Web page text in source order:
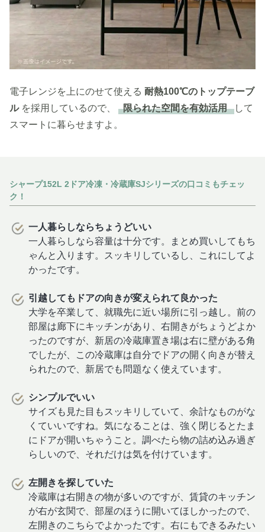
電子レンジを上にのせて使える 耐熱100℃のトップテーブ
ル を採用しているので、 限られた空間を有効活用
して
スマートに暮らせますよ。
シャープ152L 2ドア冷凍・冷蔵庫SJシリーズの口コミもチェッ
ク！
一人暮らしならちょうどいい
一人暮らしなら容量は十分です。まとめ買いしてもち
ゃんと入ります。スッキリしているし、これにしてよ
かったです。
引越してもドアの向きが変えられて良かった
大学を卒業して、就職先に近い場所に引っ越し。前の
部屋は廊下にキッチンがあり、右開きがちょうどよか
ったのですが、新居の冷蔵庫置き場は右に壁がある角
でしたが、この冷蔵庫は自分でドアの開く向きが替え
られたので、新居でも問題なく使えています。
シンプルでいい
サイズも見た目もスッキリしていて、余計なものがな
くていいですね。気になることは、強く閉じるとたま
にドアが開いちゃうこと。調べたら物の詰め込み過ぎ
らしいので、それだけは気を付けています。
左開きを探していた
冷蔵庫は右開きの物が多いのですが、賃貸のキッチン
が右が玄関で、部屋のほうに開いてほしかったので、
左開きのこちらでよかったです。右にもできるみたい